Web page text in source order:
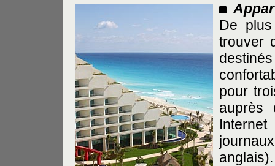
De
trouver
pour
auprès
anglais).